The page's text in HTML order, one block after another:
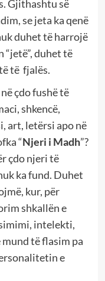
Gjithashtu së
se jeta ka qenë
duhet të harrojë
“jetë”, duhet të
të fjalës.
çdo fushë të
shkencë,
art, letërsi apo në
“Njeri i Madh”?
çdo njeri të
ka fund. Duhet
kur, për
shkallën e
intelekti,
të flasim pa
e